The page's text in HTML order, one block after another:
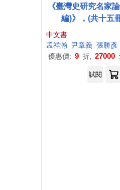
《臺灣史研究名家
編)》，(共十五
中文書
孟祥瀚 尹章義 張勝彥
優惠價: 9 折, 27000
試閱